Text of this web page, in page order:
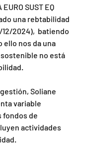
SUST EQ
una rebtabilidad
12/2024),  batiendo
ello nos da una
no está
Soliane
variable
fondos de
actividades